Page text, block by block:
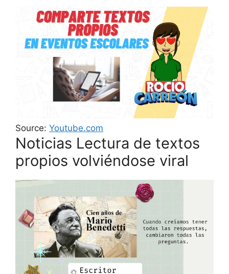
Source: Youtube.com
Noticias Lectura de textos
propios volviéndose viral